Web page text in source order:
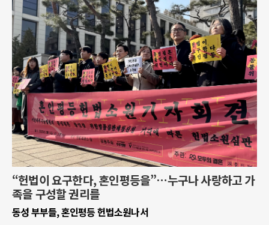
“헌법이 요구한다, 혼인평등을”…누구나 사랑하고 가
족을 구성할 권리를
동성 부부들, 혼인평등 헌법소원나서